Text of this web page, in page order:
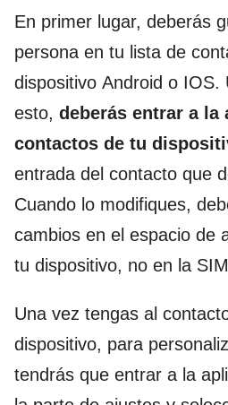
En primer lugar, deberás
persona en tu lista de
dispositivo Android o IOS.
esto, deberás entrar a la
contactos de tu
entrada del contacto que
Cuando lo modifiques,
cambios en el espacio de
tu dispositivo, no en la
Una vez tengas al
dispositivo, para
tendrás que entrar a la